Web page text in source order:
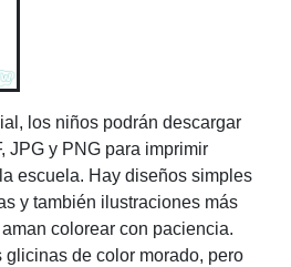
los niños podrán descargar
JPG y PNG para imprimir
escuela. Hay diseños simples
y también ilustraciones más
colorear con paciencia.
de color morado, pero